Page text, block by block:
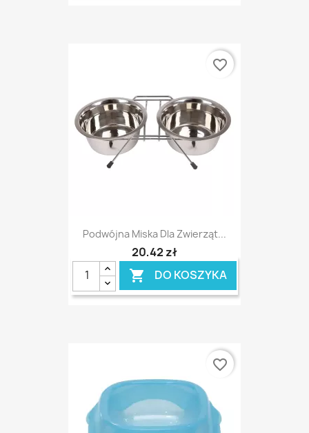
Podwójna Miska Dla Zwierząt...
20,42 zł
 DO KOSZYKA
favorite_border
favorite_border